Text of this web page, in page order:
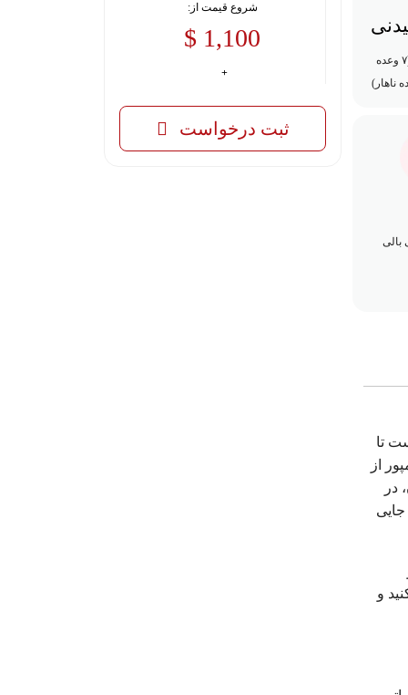
۱۰ وعده غذایی (۷ وعده
ناهار)
بالی
تا
از
در
و
شروع قیمت از:
1,100 $
ثبت درخواست